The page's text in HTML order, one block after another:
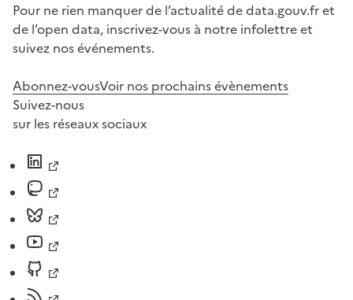
Pour ne rien manquer de l’actualité de data.gouv.fr et
de l’open data, inscrivez-vous à notre infolettre et
suivez nos événements.
Abonnez-vousVoir nos prochains évènements
Suivez-nous
sur les réseaux sociaux